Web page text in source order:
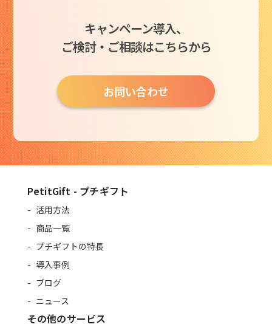
キャンペーン導入、
ご検討・ご相談はこちらから
お問い合わせ
PetitGift - プチギフト
活用方法
商品一覧
プチギフトの特長
導入事例
ブログ
ニュース
その他のサービス